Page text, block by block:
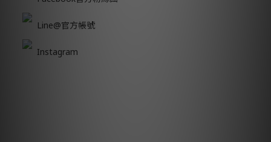
Line@官方帳號
Instagram